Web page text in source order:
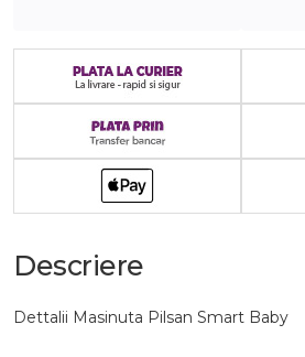
Descriere
Dettalii Masinuta Pilsan Smart Baby